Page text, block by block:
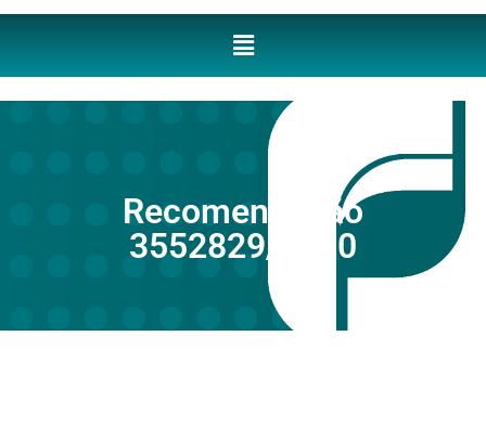
Recomendação
3552829/2020